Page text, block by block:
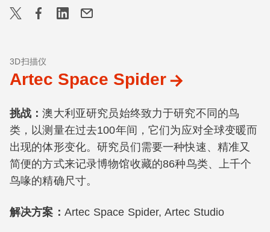
3D扫描仪
Artec Space Spider
挑战：澳大利亚研究员始终致力于研究不同的鸟
类，以测量在过去100年间，它们为应对全球变暖而
出现的体形变化。研究员们需要一种快速、精准又
简便的方式来记录博物馆收藏的86种鸟类、上千个
鸟喙的精确尺寸。
解决方案 ： Artec Space Spider, Artec Studio